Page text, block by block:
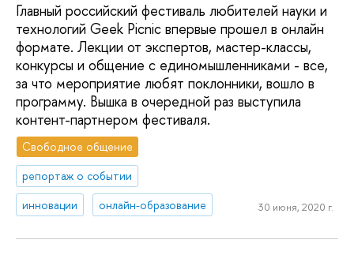
Главный российский фестиваль любителей науки и
технологий Geek Picnic впервые прошел в онлайн
формате. Лекции от экспертов, мастер-классы,
конкурсы и общение с единомышленниками - все,
за что мероприятие любят поклонники, вошло в
программу. Вышка в очередной раз выступила
контент-партнером фестиваля.
Свободное общение
репортаж о событии
инновации
онлайн-образование 30 июня, 2020 г.